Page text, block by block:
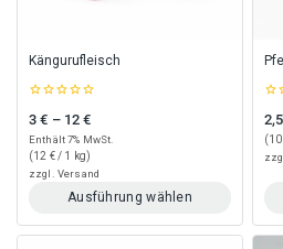
Kängurufleisch
out
of
5
3€ – 12€Preisspanne: 3 € bis 12 €
Enthält 7% MwSt.
(12 €/ 1 kg)
zzgl. Versand
Ausführung wählen
Dieses
out
of
5
(10